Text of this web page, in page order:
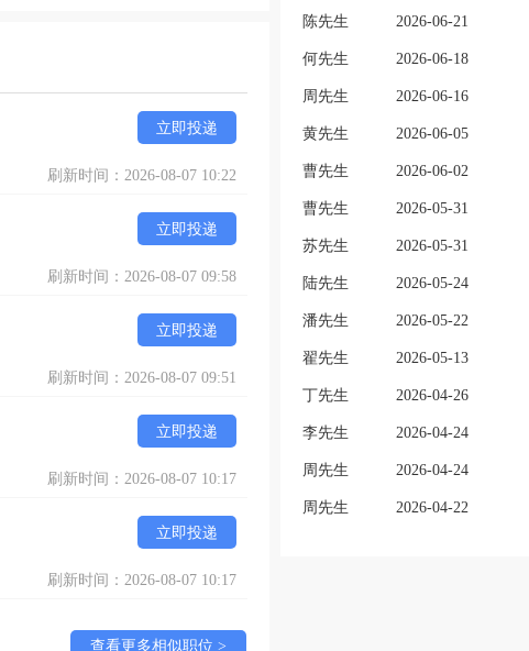
立即投递
刷新时间：2026-08-07 10:22
立即投递
刷新时间：2026-08-07 09:58
立即投递
刷新时间：2026-08-07 09:51
立即投递
刷新时间：2026-08-07 10:17
立即投递
刷新时间：2026-08-07 10:17
查看更多相似职位 >
陈先生 2026-06-21
何先生 2026-06-18
周先生 2026-06-16
黄先生 2026-06-05
曹先生 2026-06-02
曹先生 2026-05-31
苏先生 2026-05-31
陆先生 2026-05-24
潘先生 2026-05-22
翟先生 2026-05-13
丁先生 2026-04-26
李先生 2026-04-24
周先生 2026-04-24
周先生 2026-04-22